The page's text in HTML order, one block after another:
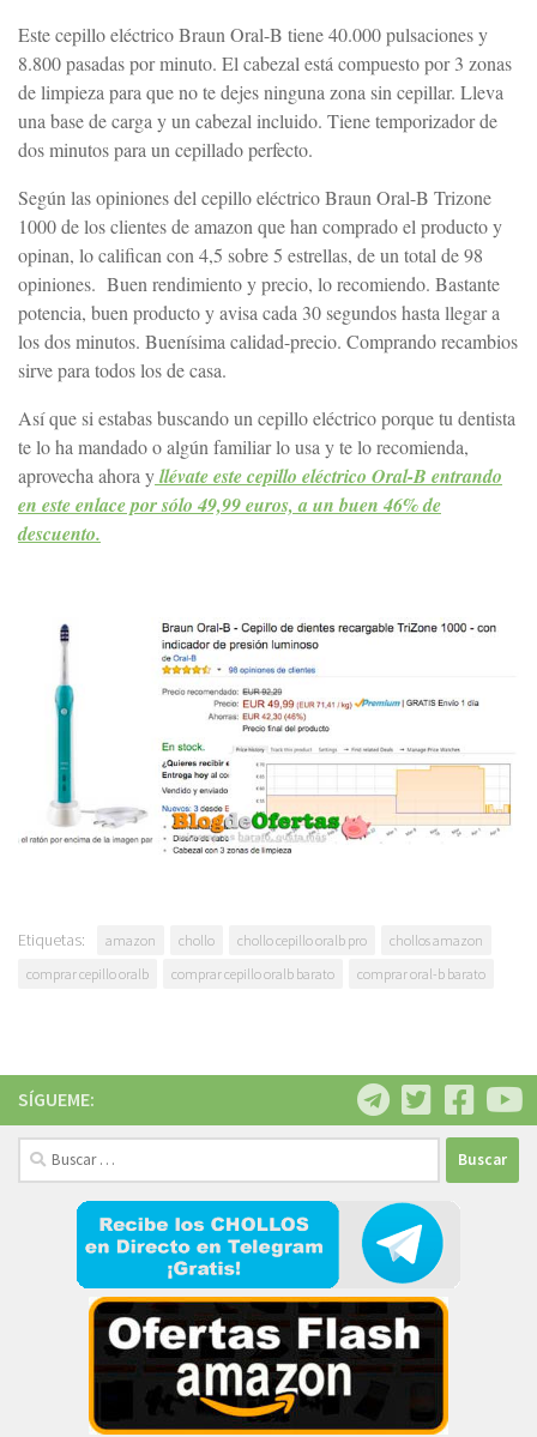
Este cepillo eléctrico Braun Oral-B tiene 40.000 pulsaciones y
8.800 pasadas por minuto. El cabezal está compuesto por 3 zonas
de limpieza para que no te dejes ninguna zona sin cepillar. Lleva
una base de carga y un cabezal incluido. Tiene temporizador de
dos minutos para un cepillado perfecto.
Según las opiniones del cepillo eléctrico Braun Oral-B Trizone
1000 de los clientes de amazon que han comprado el producto y
opinan, lo califican con 4,5 sobre 5 estrellas, de un total de 98
opiniones. Buen rendimiento y precio, lo recomiendo. Bastante
potencia, buen producto y avisa cada 30 segundos hasta llegar a
los dos minutos. Buenísima calidad-precio. Comprando recambios
sirve para todos los de casa.
Así que si estabas buscando un cepillo eléctrico porque tu dentista
te lo ha mandado o algún familiar lo usa y te lo recomienda,
aprovecha ahora yllévate este cepillo eléctrico Oral-B entrando
en este enlace por sólo 49,99 euros, a un buen 46% de
descuento.
Etiquetas: amazon chollo chollo cepillo oralb pro
chollos amazon
comprar cepillo oralb
comprar cepillo oralb barato comprar oral-b barato
SÍGUEME:
Buscar: